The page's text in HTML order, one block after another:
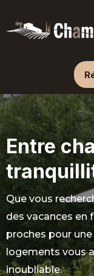
Entre
Que vous
des vacances en
proches pour
logements vous
inoubliable.